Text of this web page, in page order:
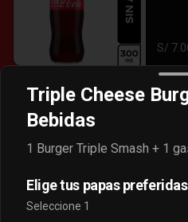
S/
40 % Dr
S/ 9.00
Triple Cheese
Bebidas
1 Burger Triple Smash + 1
Elige tus papas preferidas
Seleccione 1